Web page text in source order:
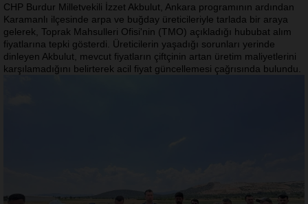
CHP Burdur Milletvekili İzzet Akbulut, Ankara programının ardından
Karamanlı ilçesinde arpa ve buğday üreticileriyle tarlada bir araya
gelerek, Toprak Mahsulleri Ofisi'nin (TMO) açıkladığı hububat alım
fiyatlarına tepki gösterdi. Üreticilerin yaşadığı sorunları yerinde
dinleyen Akbulut, mevcut fiyatların çiftçinin artan üretim maliyetlerini
karşılamadığını belirterek acil fiyat güncellemesi çağrısında bulundu.